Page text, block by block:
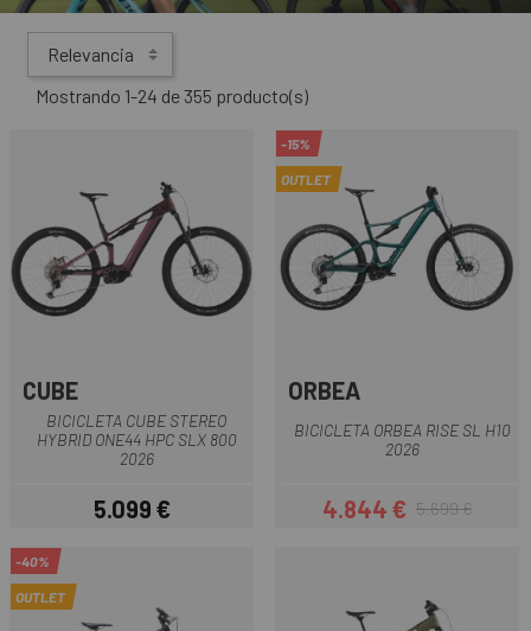
Relevancia
Mostrando 1-24 de 355 producto(s)
CUBE
BICICLETA CUBE STEREO
HYBRID ONE44 HPC SLX 800
2026
Precio
5.099 €
-15%
OUTLET
ORBEA
BICICLETA ORBEA RISE SL H10
2026
Precio
4.844 €Precio regular
5.699 €
-40%
OUTLET